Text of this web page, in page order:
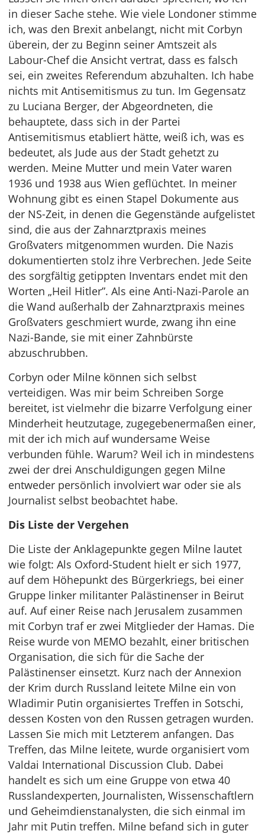
in dieser Sache stehe. Wie viele Londoner stimme
ich, was den Brexit anbelangt, nicht mit Corbyn
überein, der zu Beginn seiner Amtszeit als
Labour-Chef die Ansicht vertrat, dass es falsch
sei, ein zweites Referendum abzuhalten. Ich habe
nichts mit Antisemitismus zu tun. Im Gegensatz
zu Luciana Berger, der Abgeordneten, die
behauptete, dass sich in der Partei
Antisemitismus etabliert hätte, weiß ich, was es
bedeutet, als Jude aus der Stadt gehetzt zu
werden. Meine Mutter und mein Vater waren
1936 und 1938 aus Wien geflüchtet. In meiner
Wohnung gibt es einen Stapel Dokumente aus
der NS-Zeit, in denen die Gegenstände aufgelistet
sind, die aus der Zahnarztpraxis meines
Großvaters mitgenommen wurden. Die Nazis
dokumentierten stolz ihre Verbrechen. Jede Seite
des sorgfältig getippten Inventars endet mit den
Worten „Heil Hitler”. Als eine Anti-Nazi-Parole an
die Wand außerhalb der Zahnarztpraxis meines
Großvaters geschmiert wurde, zwang ihn eine
Nazi-Bande, sie mit einer Zahnbürste
abzuschrubben.
Corbyn oder Milne können sich selbst
verteidigen. Was mir beim Schreiben Sorge
bereitet, ist vielmehr die bizarre Verfolgung einer
Minderheit heutzutage, zugegebenermaßen einer,
mit der ich mich auf wundersame Weise
verbunden fühle. Warum? Weil ich in mindestens
zwei der drei Anschuldigungen gegen Milne
entweder persönlich involviert war oder sie als
Journalist selbst beobachtet habe.
Dis Liste der Vergehen
Die Liste der Anklagepunkte gegen Milne lautet
wie folgt: Als Oxford-Student hielt er sich 1977,
auf dem Höhepunkt des Bürgerkriegs, bei einer
Gruppe linker militanter Palästinenser in Beirut
auf. Auf einer Reise nach Jerusalem zusammen
mit Corbyn traf er zwei Mitglieder der Hamas. Die
Reise wurde von MEMO bezahlt, einer britischen
Organisation, die sich für die Sache der
Palästinenser einsetzt. Kurz nach der Annexion
der Krim durch Russland leitete Milne ein von
Wladimir Putin organisiertes Treffen in Sotschi,
dessen Kosten von den Russen getragen wurden.
Lassen Sie mich mit Letzterem anfangen. Das
Treffen, das Milne leitete, wurde organisiert vom
Valdai International Discussion Club. Dabei
handelt es sich um eine Gruppe von etwa 40
Russlandexperten, Journalisten, Wissenschaftlern
und Geheimdienstanalysten, die sich einmal im
Jahr mit Putin treffen. Milne befand sich in guter